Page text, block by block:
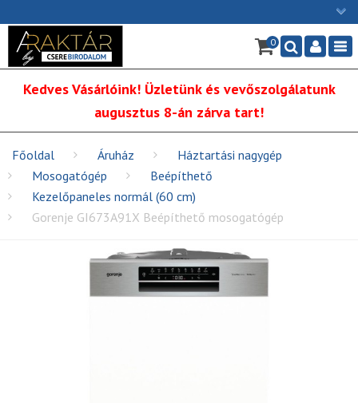
Ügyfélszolgálat: H-P: 9:00 - 16:00
06/1 255-2211
info@cserebirodalom.hu
×
0
Kedves Vásárlóink! Üzletünk és vevőszolgálatunk
augusztus 8-án zárva tart!
Főoldal Áruház
Háztartási nagygép
Mosogatógép
Beépíthető
Kezelőpaneles normál (60 cm)
Gorenje GI673A91X Beépíthető mosogatógép